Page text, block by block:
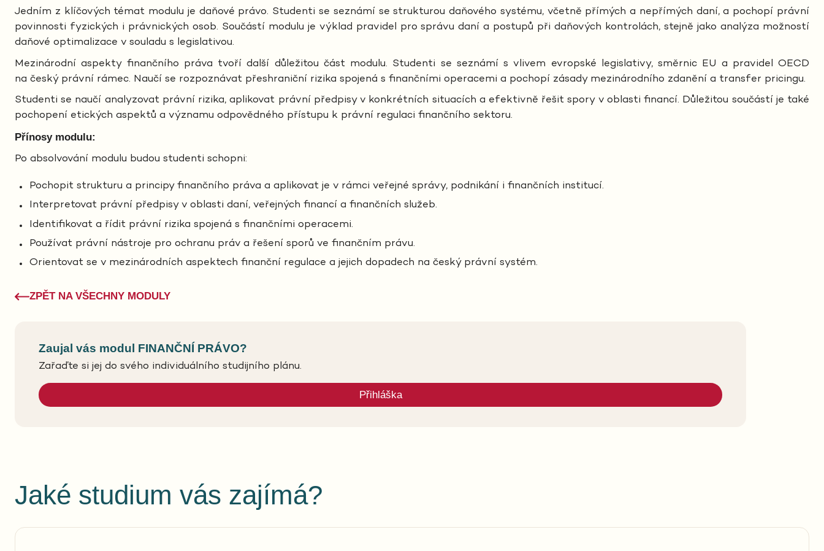
Jedním z klíčových témat modulu je daňové právo. Studenti se seznámí se strukturou daňového systému, včetně přímých a nepřímých daní, a pochopí právní
povinnosti fyzických i právnických osob. Součástí modulu je výklad pravidel pro správu daní a postupů při daňových kontrolách, stejně jako analýza možností
daňové optimalizace v souladu s legislativou.
Mezinárodní aspekty finančního práva tvoří další důležitou část modulu. Studenti se seznámí s vlivem evropské legislativy, směrnic EU a pravidel OECD
na český právní rámec. Naučí se rozpoznávat přeshraniční rizika spojená s finančními operacemi a pochopí zásady mezinárodního zdanění a transfer pricingu.
Studenti se naučí analyzovat právní rizika, aplikovat právní předpisy v konkrétních situacích a efektivně řešit spory v oblasti financí. Důležitou součástí je také
pochopení etických aspektů a významu odpovědného přístupu k právní regulaci finančního sektoru.
Přínosy modulu:
Po absolvování modulu budou studenti schopni:
Pochopit strukturu a principy finančního práva a aplikovat je v rámci veřejné správy, podnikání i finančních institucí.
Interpretovat právní předpisy v oblasti daní, veřejných financí a finančních služeb.
Identifikovat a řídit právní rizika spojená s finančními operacemi.
Používat právní nástroje pro ochranu práv a řešení sporů ve finančním právu.
Orientovat se v mezinárodních aspektech finanční regulace a jejich dopadech na český právní systém.
ZPĚT NA VŠECHNY MODULY
Zaujal vás modul FINANČNÍ PRÁVO?
Zařaďte si jej do svého individuálního studijního plánu.
Přihláška
Jaké studium vás zajímá?